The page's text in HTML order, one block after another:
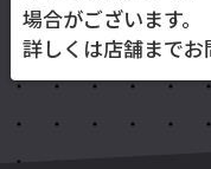
場合がございます。
詳しくは店舗までお